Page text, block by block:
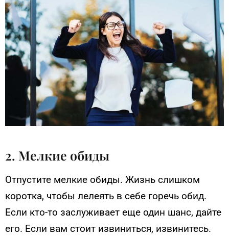
2. Мелкие обиды
Отпустите мелкие обиды. Жизнь слишком
коротка, чтобы лелеять в себе горечь обид.
Если кто-то заслуживает еще один шанс, дайте
его. Если вам стоит извиниться, извинитесь.